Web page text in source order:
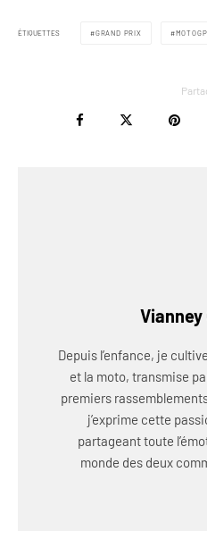
ÉTIQUETTES GRAND PRIX MOTOGP
Vianney
Depuis l’enfance, je
et la moto, transmise
premiers
j’exprime cette
partageant toute
monde des deux